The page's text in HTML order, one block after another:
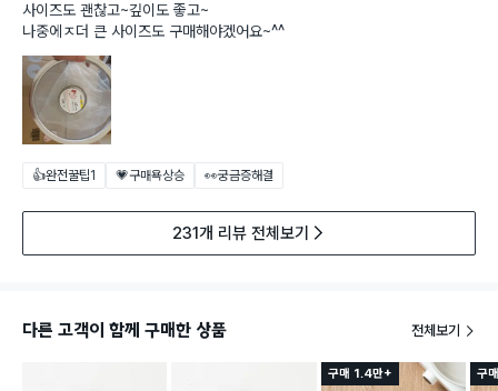
사이즈도 괜찮고~깊이도 좋고~
나중에ㅈ더 큰 사이즈도 구매해야겠어요~^^
👍완전꿀팁1 💗구매욕상승 👀궁금증해결
231개 리뷰 전체보기
다른 고객이 함께 구매한 상품 전체보기
구매 1.4만+ 구